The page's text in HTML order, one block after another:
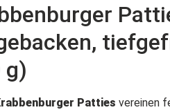
g)
Patties vereinen